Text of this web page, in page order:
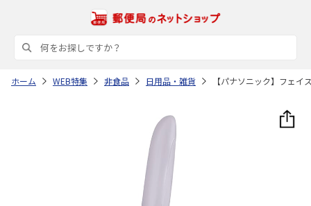
ホーム WEB特集 非食品 日用品・雑貨 【パナソニック】フェ